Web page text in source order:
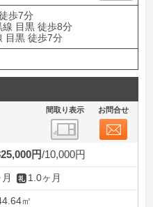
歩7分
目黒 徒歩8分
目黒 徒歩7分
間取り表示 お問合せ
円 10,000円
1.0ヶ月
㎡